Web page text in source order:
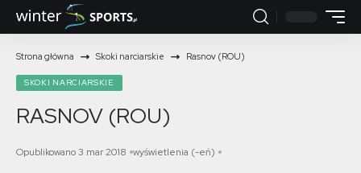
Strona główna Skoki narciarskie Rasnov (ROU)
SKOKI NARCIARSKIE
RASNOV (ROU)
Opublikowano 3 mar 2018 wyświetlenia (-eń)